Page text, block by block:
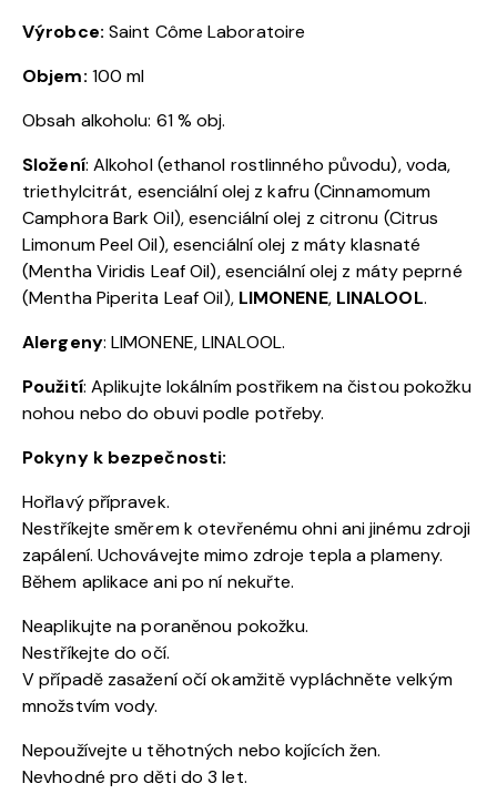
Výrobce: Saint Côme Laboratoire
Objem: 100 ml
Obsah alkoholu: 61 % obj.
Složení: Alkohol (ethanol rostlinného původu), voda,
triethylcitrát, esenciální olej z kafru (Cinnamomum
Camphora Bark Oil), esenciální olej z citronu (Citrus
Limonum Peel Oil), esenciální olej z máty klasnaté
(Mentha Viridis Leaf Oil), esenciální olej z máty peprné
(Mentha Piperita Leaf Oil), LIMONENE, LINALOOL.
Alergeny: LIMONENE, LINALOOL.
Použití: Aplikujte lokálním postřikem na čistou pokožku
nohou nebo do obuvi podle potřeby.
Pokyny k bezpečnosti:
Hořlavý přípravek.
Nestříkejte směrem k otevřenému ohni ani jinému zdroji
zapálení. Uchovávejte mimo zdroje tepla a plameny.
Během aplikace ani po ní nekuřte.
Neaplikujte na poraněnou pokožku.
Nestříkejte do očí.
V případě zasažení očí okamžitě vypláchněte velkým
množstvím vody.
Nepoužívejte u těhotných nebo kojících žen.
Nevhodné pro děti do 3 let.